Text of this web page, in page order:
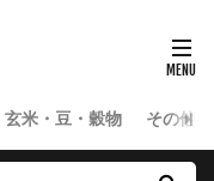
玄米・豆・穀物 その他